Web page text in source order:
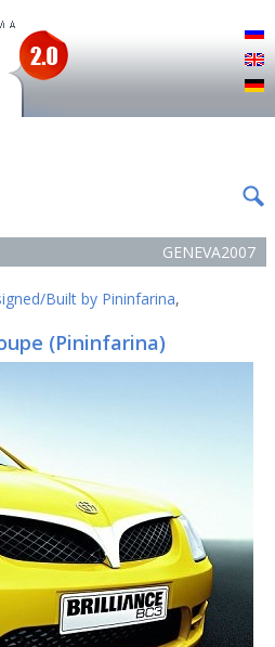
GENEVA2007
Built by Pininfarina,
(Pininfarina)